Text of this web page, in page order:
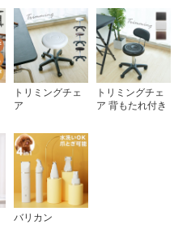
トリミングチェ
ア
トリミングチェ
ア 背もたれ付き
バリカン